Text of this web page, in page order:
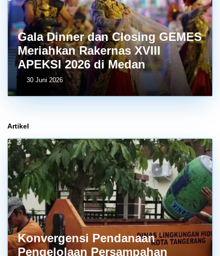
Gala Dinner dan Closing GEMES
Meriahkan Rakernas XVIII
APEKSI 2026 di Medan
30 Juni 2026
Artikel
Konvergensi Pendanaan
Pengelolaan Persampahan